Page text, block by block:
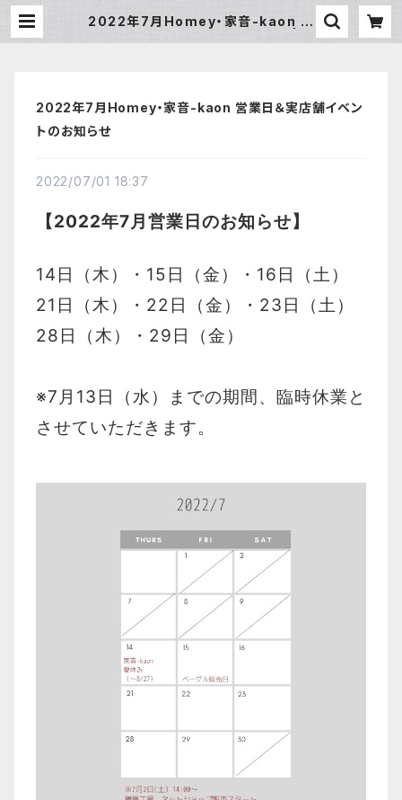
2022年7月Homey・家音-kaon 営
2022年7月Homey・家音-kaon 営業日＆実店舗イベン
トのお知らせ
2022/07/01 18:37
【2022年7月営業日のお知らせ】
14日（木）・15日（金）・16日（土）
21日（木）・22日（金）・23日（土）
28日（木）・29日（金）
※7月13日（水）までの期間、臨時休業と
させていただきます。